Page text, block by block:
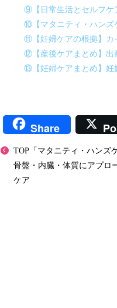
⑨【日常生活とセルフケ
⑩【マタニティ・ハンズ
⑪【妊婦ケアの根拠】カ
⑫【産後ケアまとめ】出
⑬【妊婦ケアまとめ】妊
Share
TOP「マタニティ・ハンズ
骨盤・内臓・体質にアプロ
ケア